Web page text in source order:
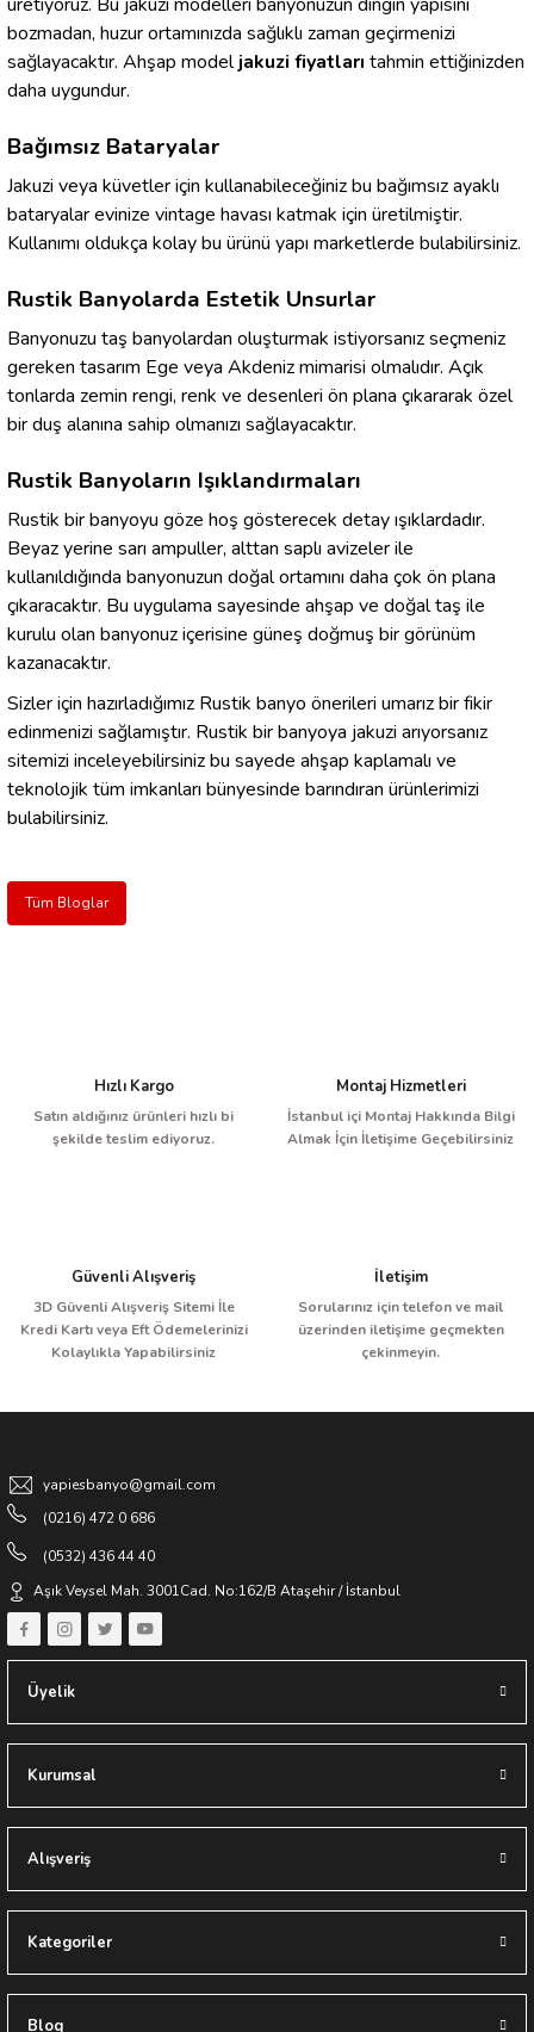
bozmadan, huzur ortamınızda sağlıklı zaman geçirmenizi
sağlayacaktır. Ahşap modeljakuzi fiyatları tahmin ettiğinizden
daha uygundur.
Bağımsız Bataryalar
Jakuzi veya küvetler için kullanabileceğiniz bu bağımsız ayaklı
bataryalar evinize vintage havası katmak için üretilmiştir.
Kullanımı oldukça kolay bu ürünü yapı marketlerde bulabilirsiniz.
Rustik Banyolarda Estetik Unsurlar
Banyonuzu taş banyolardan oluşturmak istiyorsanız seçmeniz
gereken tasarım Ege veya Akdeniz mimarisi olmalıdır. Açık
tonlarda zemin rengi, renk ve desenleri ön plana çıkararak özel
bir duş alanına sahip olmanızı sağlayacaktır.
Rustik Banyoların Işıklandırmaları
Rustik bir banyoyu göze hoş gösterecek detay ışıklardadır.
Beyaz yerine sarı ampuller, alttan saplı avizeler ile
kullanıldığında banyonuzun doğal ortamını daha çok ön plana
çıkaracaktır. Bu uygulama sayesinde ahşap ve doğal taş ile
kurulu olan banyonuz içerisine güneş doğmuş bir görünüm
kazanacaktır.
Sizler için hazırladığımız Rustik banyo önerileri umarız bir fikir
edinmenizi sağlamıştır. Rustik bir banyoya jakuzi arıyorsanız
sitemizi inceleyebilirsiniz bu sayede ahşap kaplamalı ve
teknolojik tüm imkanları bünyesinde barındıran ürünlerimizi
bulabilirsiniz.
Tüm Bloglar
Hızlı Kargo
Satın aldığınız ürünleri hızlı bi
şekilde teslim ediyoruz.
Montaj Hizmetleri
İstanbul içi Montaj Hakkında Bilgi
Almak İçin İletişime Geçebilirsiniz
Güvenli Alışveriş
3D Güvenli Alışveriş Sitemi İle
Kredi Kartı veya Eft Ödemelerinizi
Kolaylıkla Yapabilirsiniz
İletişim
Sorularınız için telefon ve mail
üzerinden iletişime geçmekten
çekinmeyin.
yapiesbanyo@gmail.com
(0216) 472 0 686
(0532) 436 44 40
Aşık Veysel Mah. 3001Cad. No:162/B Ataşehir / İstanbul
Üyelik
Kurumsal
Alışveriş
Kategoriler
Blog